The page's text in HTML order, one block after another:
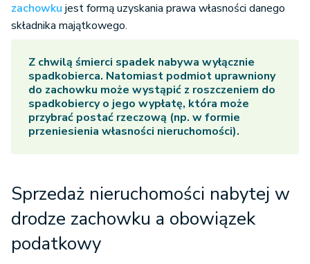
zachowku jest formą uzyskania prawa własności danego
składnika majątkowego.
Z chwilą śmierci spadek nabywa wyłącznie
spadkobierca. Natomiast podmiot uprawniony
do zachowku może wystąpić z roszczeniem do
spadkobiercy o jego wypłatę, która może
przybrać postać rzeczową (np. w formie
przeniesienia własności nieruchomości).
Sprzedaż nieruchomości nabytej w
drodze zachowku a obowiązek
podatkowy